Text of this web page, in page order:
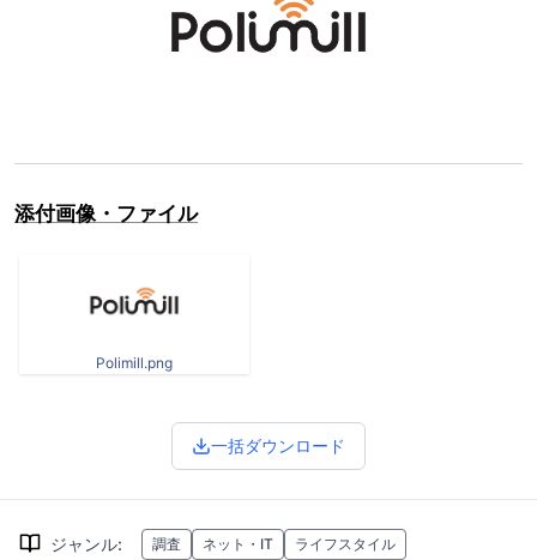
添付画像・ファイル
Polimill.png
一括ダウンロード
ジャンル: 調査 ネット・IT ライフスタイル